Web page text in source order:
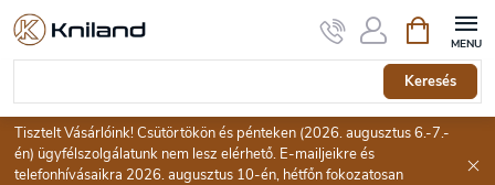
Ugrás
tartalomhoz
Keresés
Tisztelt Vásárlóink! Csütörtökön és pénteken (2026. augusztus 6.-7.-
én) ügyfélszolgálatunk nem lesz elérhető. E-mailjeikre és
telefonhívásaikra 2026. augusztus 10-én, hétfőn fokozatosan